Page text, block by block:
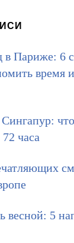
в Париже: 6
время
часа
весной: 5